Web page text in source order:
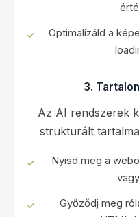
Optimalizáld a
3.
Az AI rendszerek
strukturált
Nyisd meg a
vagy
Győződj meg